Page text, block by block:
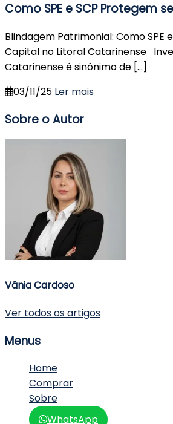
Como SPE e SCP Protegem
Blindagem Patrimonial: Como SPE
Capital no Litoral Catarinense
Catarinense é sinônimo de […]
03/11/25 Ler mais
Sobre o Autor
Vânia Cardoso
Ver todos os artigos
Sidebar
Menus
Home
Comprar
Sobre
WhatsApp